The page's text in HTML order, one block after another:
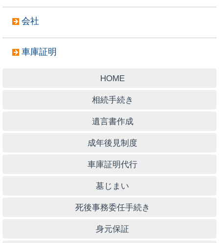
会社
車庫証明
HOME
相続手続き
遺言書作成
成年後見制度
車庫証明代行
墓じまい
死後事務委任手続き
身元保証